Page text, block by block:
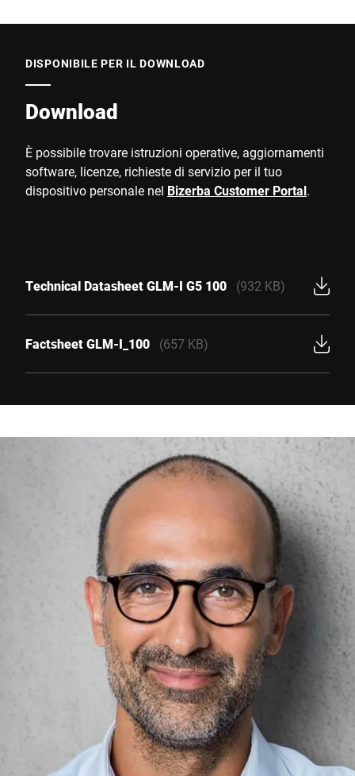
DISPONIBILE PER IL DOWNLOAD
Download
È possibile trovare istruzioni operative, aggiornamenti
software, licenze, richieste di servizio per il tuo
dispositivo personale nel Bizerba Customer Portal.
Technical Datasheet GLM-I G5 100 (932 KB)
Factsheet GLM-I_100 (657 KB)